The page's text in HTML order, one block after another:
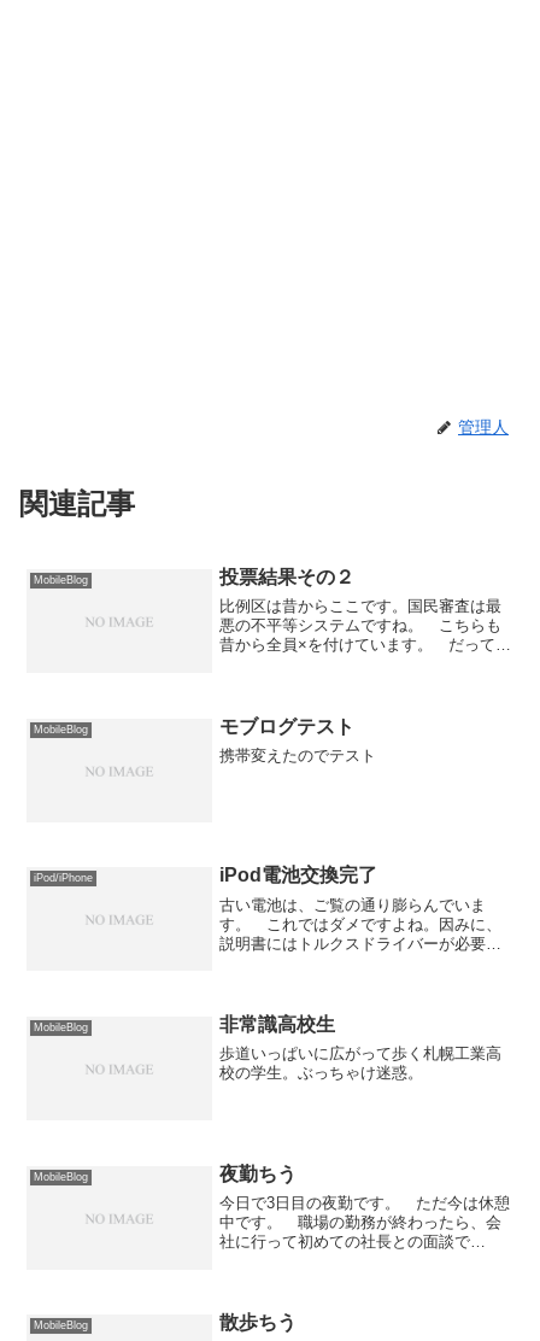
管理人
関連記事
MobileBlog 投票結果その２
比例区は昔からここです。国民審査は最
悪の不平等システムですね。 こちらも
昔から全員×を付けています。 だって、
MobileBlog モブログテスト
携帯変えたのでテスト
iPod/iPhone iPod電池交換完了
古い電池は、ご覧の通り膨らんでいま
す。 これではダメですよね。因みに、
説明書にはトルクスドライバーが必要と
MobileBlog 非常識高校生
歩道いっぱいに広がって歩く札幌工業高
校の学生。ぶっちゃけ迷惑。
MobileBlog 夜勤ちう
今日で3日目の夜勤です。 ただ今は休憩
中です。 職場の勤務が終わったら、会
社に行って初めての社長との面談で
MobileBlog 散歩ちう